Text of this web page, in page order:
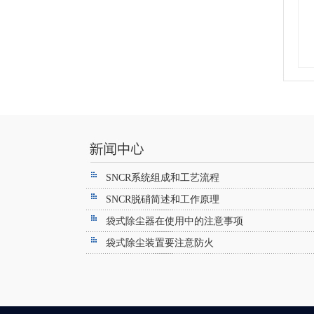
SNCR系统组成和工艺流程
SNCR脱硝简述和工作原理
袋式除尘器在使用中的注意事项
袋式除尘装置要注意防火